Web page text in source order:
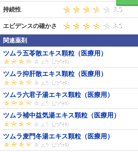
持続性
エビデンスの確かさ
関連薬剤
ツムラ五苓散エキス顆粒（医療用）
ツムラ抑肝散エキス顆粒（医療用）
ツムラ六君子湯エキス顆粒（医療用）
ツムラ補中益気湯エキス顆粒（医療用）
ツムラ麦門冬湯エキス顆粒（医療用）